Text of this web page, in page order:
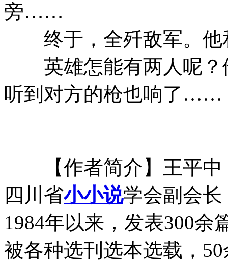
旁……
终于，全歼敌军。他
英雄怎能有两人呢？
听到对方的枪也响了……
【作者简介】王平中
四川省小小说学会副会
1984年以来，发表300余
被各种选刊选本选载，